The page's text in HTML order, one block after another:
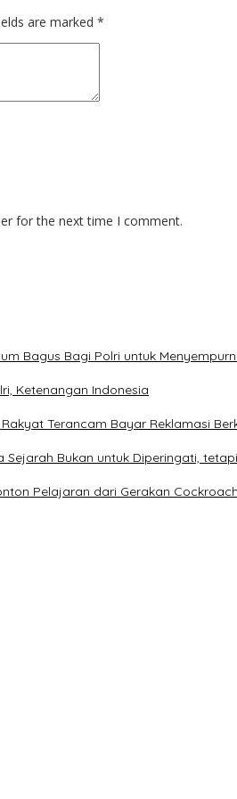
are marked *
for the next time I comment.
Bagus Bagi Polri untuk
Ketenangan Indonesia
Terancam Bayar Reklamasi
Sejarah Bukan untuk Diperingati,
Pelajaran dari Gerakan